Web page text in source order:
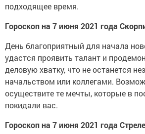
подходящее время.
Гороскоп на 7 июня 2021 года
День благоприятный для начала
удастся проявить талант и
деловую хватку, что не останется
начальством или коллегами.
осуществите те мечты, которые в
покидали вас.
Гороскоп на 7 июня 2021 года